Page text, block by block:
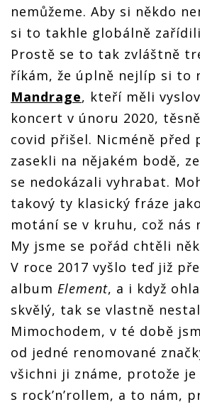
nemůžeme. Aby si někdo
si to takhle globálně
Prostě se to tak zvláštně
říkám, že úplně nejlíp si to
Mandrage, kteří měli
koncert v únoru 2020,
covid přišel. Nicméně před
zasekli na nějakém bodě,
se nedokázali vyhrabat.
takový ty klasický fráze
motání se v kruhu, což nás
My jsme se pořád chtěli
V roce 2017 vyšlo teď již
album Element, a i když
skvělý, tak se vlastně
Mimochodem, v té době
od jedné renomované
všichni ji známe, protože je
s rock’n’rollem, a to nám,